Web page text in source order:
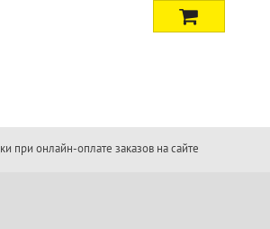
при онлайн-оплате заказов на сайте